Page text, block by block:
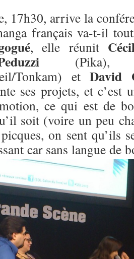
17h30, arrive la
français va-t-il
, elle réunit
Tonkam) etDavid
ses projets, et
ce qui est de
soit (voire un peu
on sent qu’ils
car sans langue de